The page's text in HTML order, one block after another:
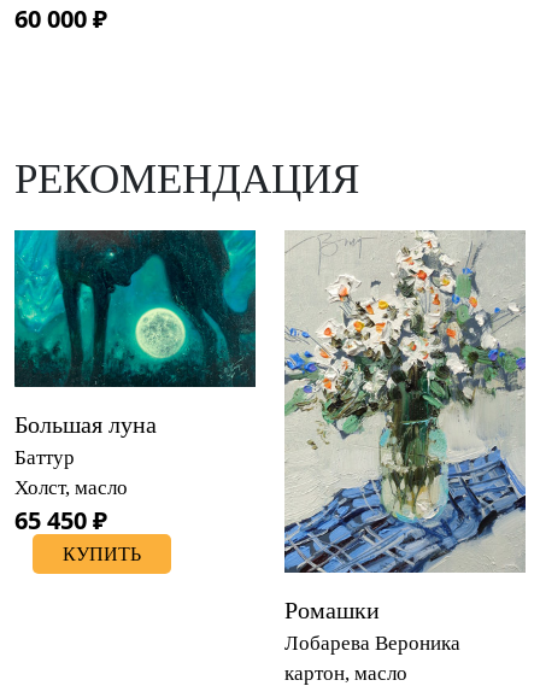
60 000 ₽
РЕКОМЕНДАЦИЯ
Большая луна
Баттур
Холст, масло
65 450 ₽
КУПИТЬ
Ромашки
Лобарева Вероника
картон, масло